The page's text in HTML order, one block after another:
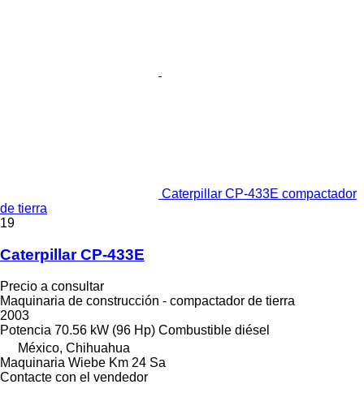
Caterpillar CP-433E compactador
de tierra
19
Caterpillar CP-433E
Precio a consultar
Maquinaria de construcción - compactador de tierra
2003
Potencia 70.56 kW (96 Hp) Combustible diésel
México, Chihuahua
Maquinaria Wiebe Km 24 Sa
Contacte con el vendedor